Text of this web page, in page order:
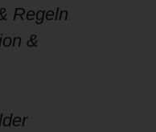
Regeln
&